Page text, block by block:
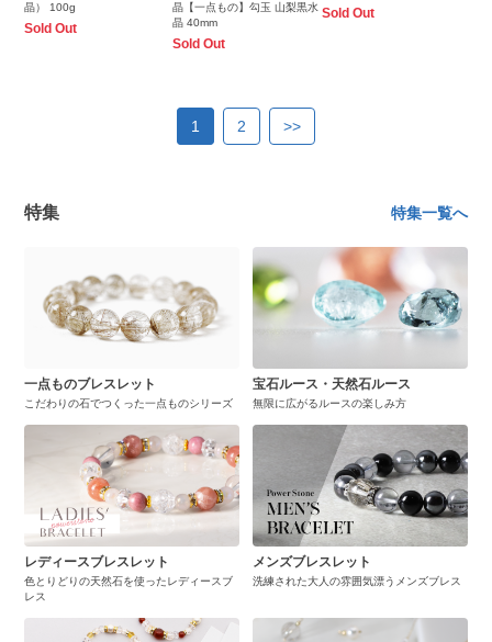
晶） 100g
Sold Out
晶【一点もの】勾玉 山梨黒水
晶 40mm
Sold Out
Sold Out
1 2 >>
特集 特集一覧へ
一点ものブレスレット
こだわりの石でつくった一点ものシリーズ
宝石ルース・天然石ルース
無限に広がるルースの楽しみ方
レディースブレスレット
色とりどりの天然石を使ったレディースブ
レス
メンズブレスレット
洗練された大人の雰囲気漂うメンズブレス